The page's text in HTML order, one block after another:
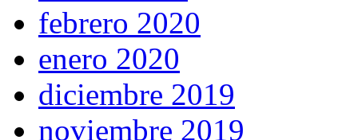
febrero 2020
enero 2020
diciembre 2019
noviembre 2019